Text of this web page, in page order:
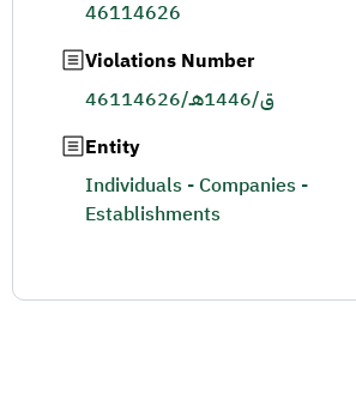
46114626
Violations Number
46114626/ق/1446هـ
Entity
Individuals - Companies -
Establishments